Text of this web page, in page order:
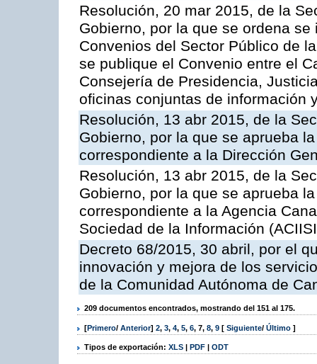
Resolución, 20 mar 2015, de la
Gobierno, por la que se ordena
Convenios del Sector Público de
se publique el Convenio entre el
Consejería de Presidencia,
oficinas conjuntas de información
Resolución, 13 abr 2015, de la
Gobierno, por la que se aprueba
correspondiente a la Dirección
Resolución, 13 abr 2015, de la
Gobierno, por la que se aprueba
correspondiente a la Agencia
Sociedad de la Información
Decreto 68/2015, 30 abril, por el
innovación y mejora de los
de la Comunidad Autónoma de
209 documentos encontrados, mostrando del 151 al 175.
[Primero/ Anterior] 2, 3, 4, 5, 6, 7, 8, 9 [ Siguiente/ Último ]
Tipos de exportación: XLS | PDF | ODT